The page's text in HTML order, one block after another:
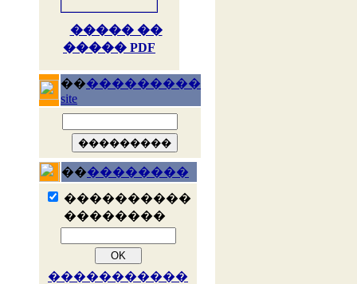
����� ��
����� PDF
�����������
site
����������
����������
��������
�����������